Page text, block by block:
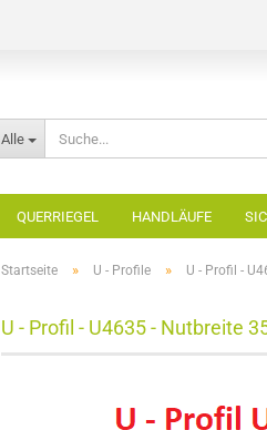
Alle
QUERRIEGEL HANDLÄUFE
Startseite » U - Profile » U - Profil -
U - Profil - U4635 - Nutbreite